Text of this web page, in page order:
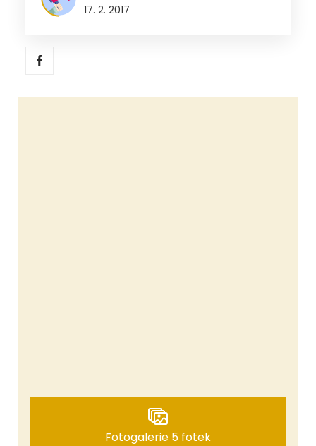
17. 2. 2017
Fotogalerie 5 fotek